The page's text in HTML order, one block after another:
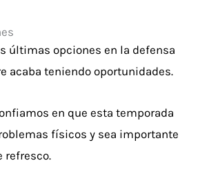
últimas opciones en la defensa
acaba teniendo oportunidades.
en que esta temporada
físicos y sea importante
refresco.